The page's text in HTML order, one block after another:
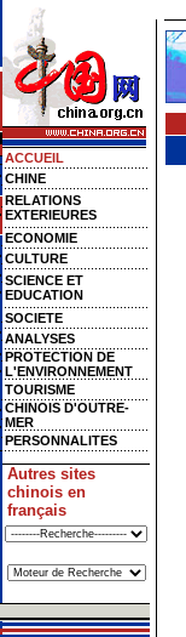
ACCUEIL
CHINE
RELATIONS
EXTERIEURES
ECONOMIE
CULTURE
SCIENCE ET
EDUCATION
SOCIETE
ANALYSES
PROTECTION DE
L'ENVIRONNEMENT
TOURISME
CHINOIS D'OUTRE-
MER
PERSONNALITES
Autres sites
chinois en
français